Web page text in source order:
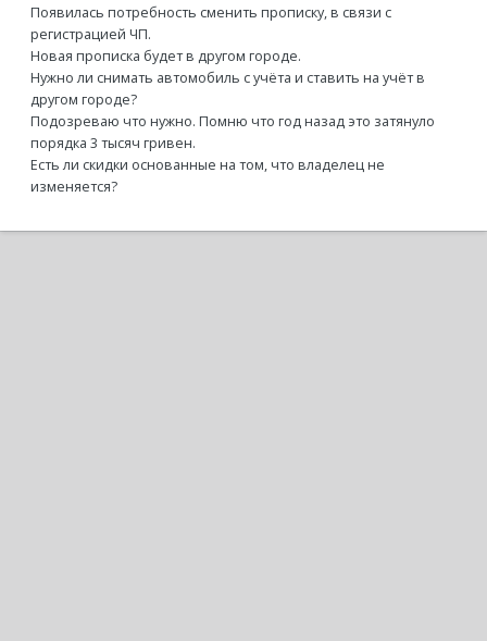
Появилась потребность сменить прописку, в связи с
регистрацией ЧП.
Новая прописка будет в другом городе.
Нужно ли снимать автомобиль с учёта и ставить на учёт в
другом городе?
Подозреваю что нужно. Помню что год назад это затянуло
порядка 3 тысяч гривен.
Есть ли скидки основанные на том, что владелец не
изменяется?